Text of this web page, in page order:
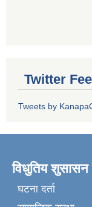
Twitter
Tweets by
विधुतिय शुसासन
घटना दर्ता